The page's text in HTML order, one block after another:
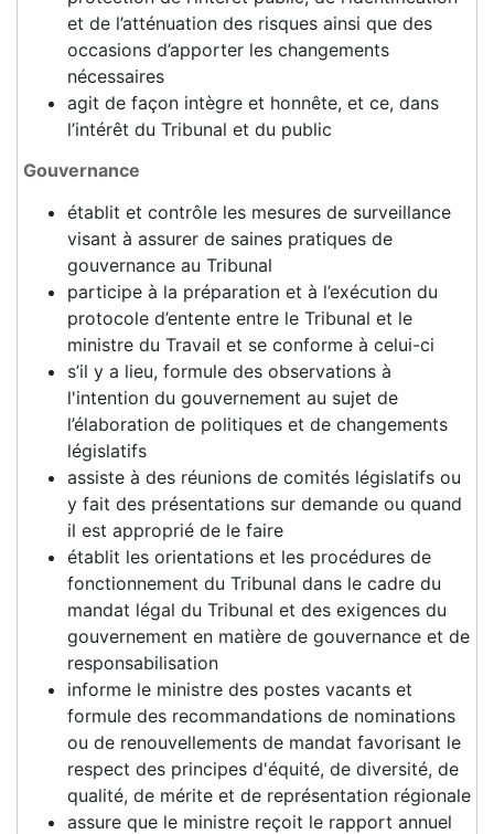
et de l’atténuation des risques ainsi que des
occasions d’apporter les changements
nécessaires
agit de façon intègre et honnête, et ce, dans
l’intérêt du Tribunal et du public
Gouvernance
établit et contrôle les mesures de surveillance
visant à assurer de saines pratiques de
gouvernance au Tribunal
participe à la préparation et à l’exécution du
protocole d’entente entre le Tribunal et le
ministre du Travail et se conforme à celui-ci
s’il y a lieu, formule des observations à
l'intention du gouvernement au sujet de
l’élaboration de politiques et de changements
législatifs
assiste à des réunions de comités législatifs ou
y fait des présentations sur demande ou quand
il est approprié de le faire
établit les orientations et les procédures de
fonctionnement du Tribunal dans le cadre du
mandat légal du Tribunal et des exigences du
gouvernement en matière de gouvernance et de
responsabilisation
informe le ministre des postes vacants et
formule des recommandations de nominations
ou de renouvellements de mandat favorisant le
respect des principes d'équité, de diversité, de
qualité, de mérite et de représentation régionale
assure que le ministre reçoit le rapport annuel